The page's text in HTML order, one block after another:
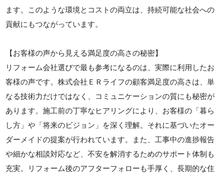
ます。このような環境とコストの両立は、持続可能な社会への
貢献にもつながっています。
【お客様の声から見える満足度の高さの秘密】
リフォーム会社選びで最も参考になるのは、実際に利用したお
客様の声です。株式会社ＥＲライフの顧客満足度の高さは、単
なる技術力だけではなく、コミュニケーションの質にも秘密が
あります。施工前の丁寧なヒアリングにより、お客様の「暮ら
し方」や「将来のビジョン」を深く理解。それに基づいたオー
ダーメイドの提案が行われています。また、工事中の進捗報告
や細かな相談対応など、不安を解消するためのサポート体制も
充実。リフォーム後のアフターフォローも手厚く、長期的な住